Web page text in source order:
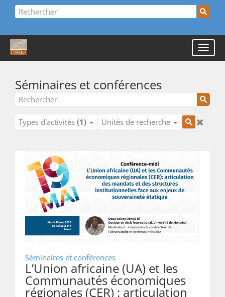
Séminaires et conférences
Types d'activités (1) Unités de recherche
Séminaires et conférences
L’Union africaine (UA) et les
Communautés économiques
régionales (CER) : articulation